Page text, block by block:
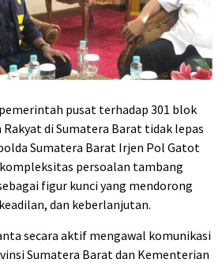
pusat terhadap 301 blok
di Sumatera Barat tidak lepas
Sumatera Barat Irjen Pol Gatot
persoalan tambang
figur kunci yang mendorong
dan keberlanjutan.
secara aktif mengawal komunikasi
Sumatera Barat dan Kementerian